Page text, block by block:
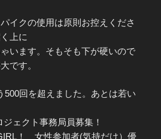
イクの使用は原則お控えくださ
上に
います。そもそも下が硬いので
です。
回を超えました。あとは若い
ェクト事務局員募集！
！ 女性参加者(気持だけ）優